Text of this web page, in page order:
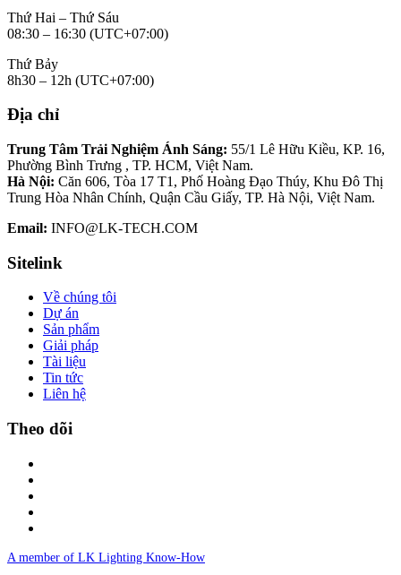
Thứ Hai – Thứ Sáu
08:30 – 16:30 (UTC+07:00)
Thứ Bảy
8h30 – 12h (UTC+07:00)
Địa chỉ
Trung Tâm Trải Nghiệm Ánh Sáng: 55/1 Lê Hữu Kiều, KP. 16,
Phường Bình Trưng , TP. HCM, Việt Nam.
Hà Nội: Căn 606, Tòa 17 T1, Phố Hoàng Đạo Thúy, Khu Đô Thị
Trung Hòa Nhân Chính, Quận Cầu Giấy, TP. Hà Nội, Việt Nam.
Email: INFO@LK-TECH.COM
Sitelink
Về chúng tôi
Dự án
Sản phẩm
Giải pháp
Tài liệu
Tin tức
Liên hệ
Theo dõi
A member of LK Lighting Know-How